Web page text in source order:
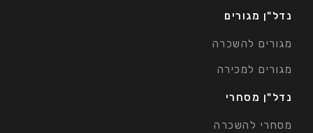
נדל"ן מגורים
מגורים להשכרה
מגורים למכירה
נדל"ן מסחרי
מסחרי להשכרה